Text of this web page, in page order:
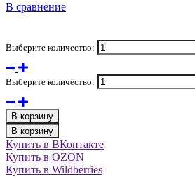
В сравнение
Выберите количество:
Выберите количество:
В корзину
В корзину
Купить в ВКонтакте
Купить в OZON
Купить в Wildberries